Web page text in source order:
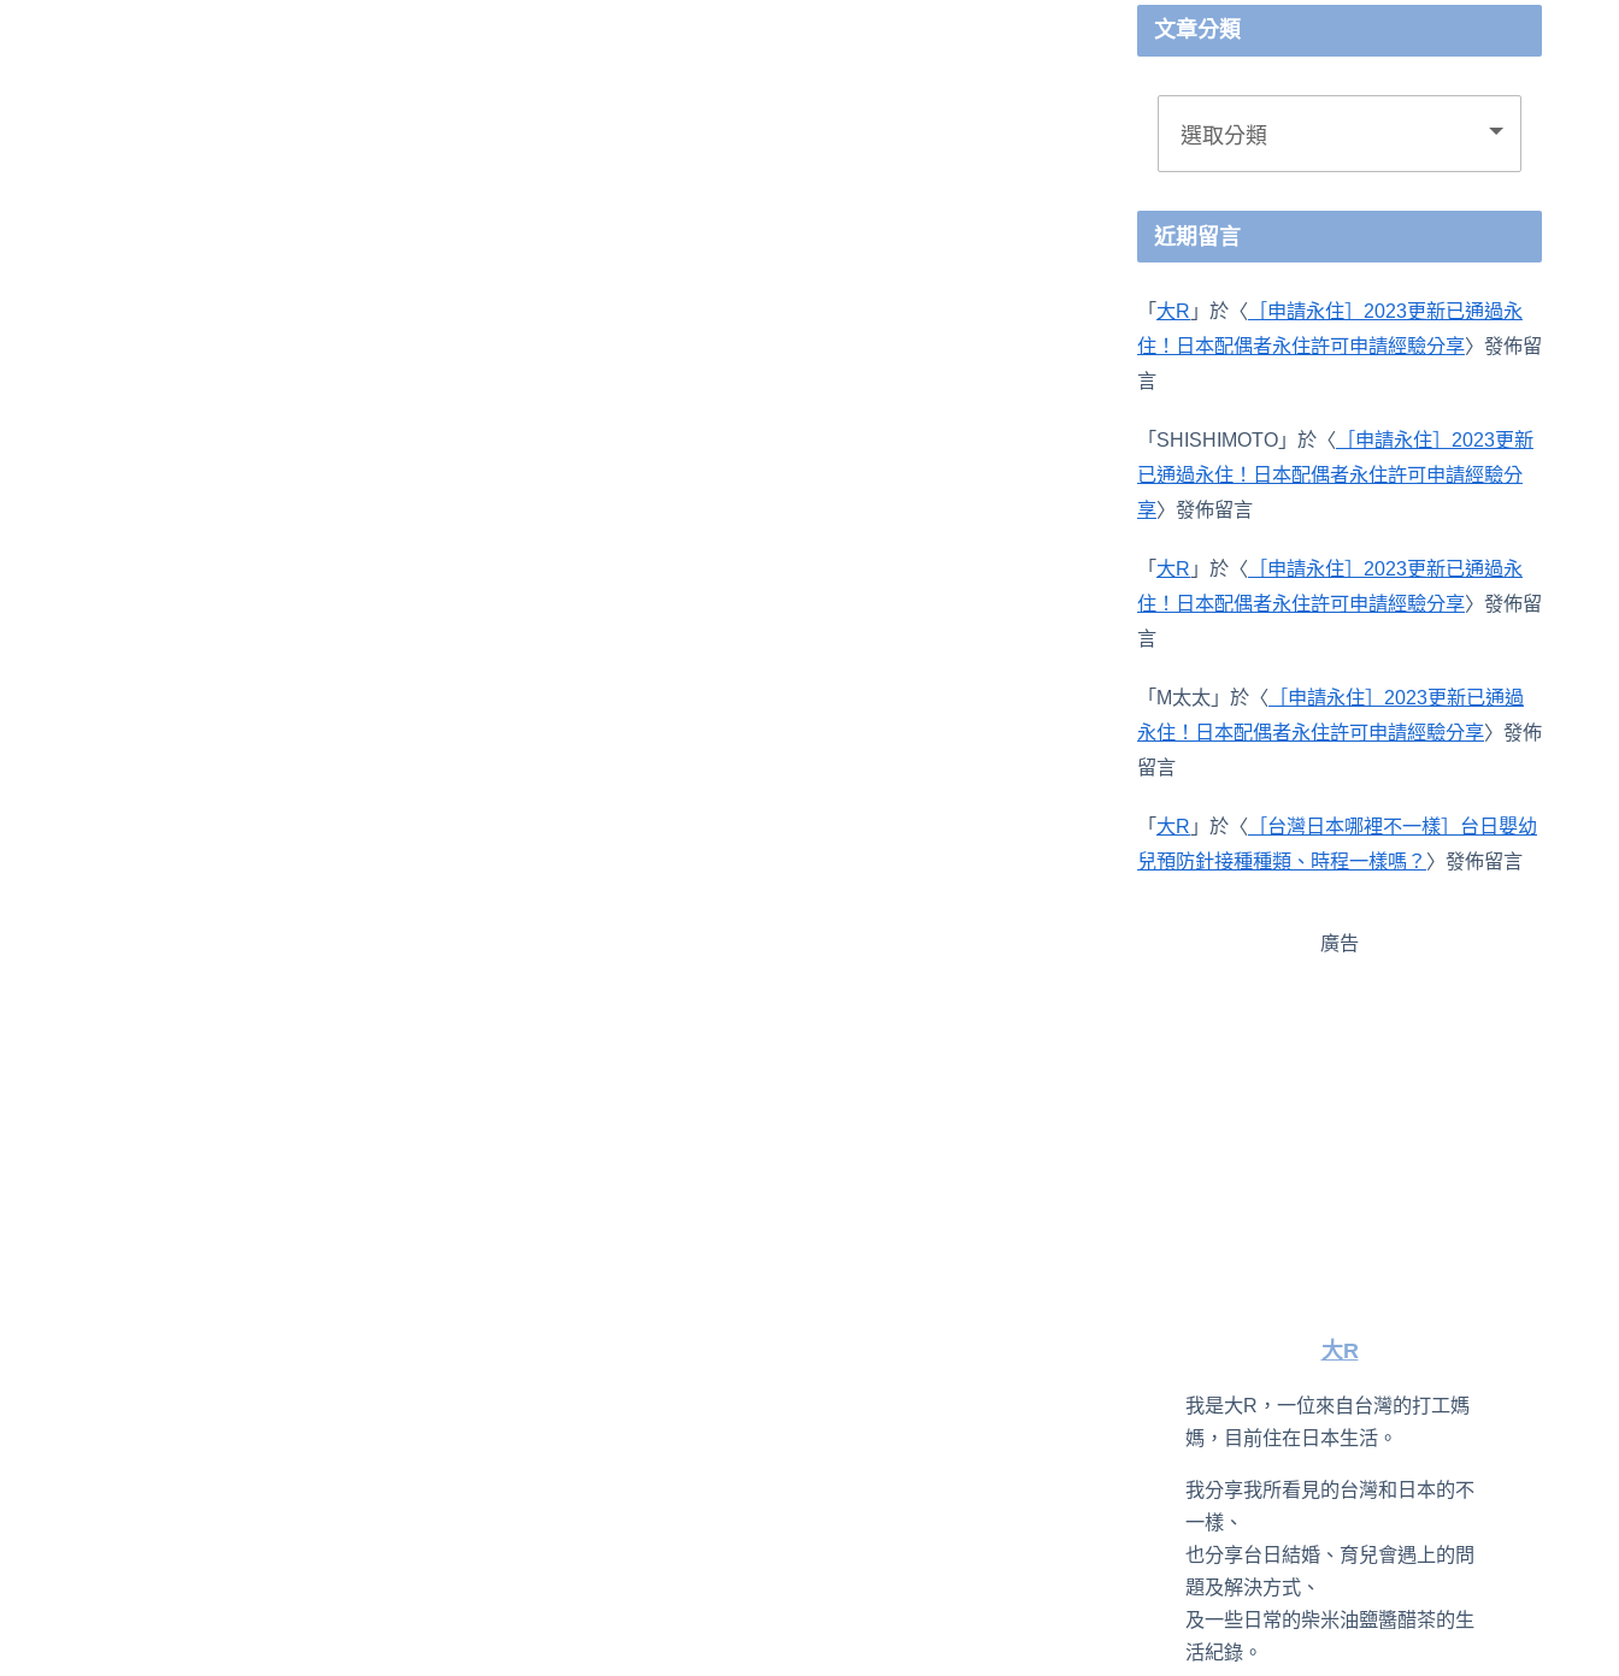
文章分類
近期留言
「 大R 」於〈 ［申請永住］2023更新已通過永
住！日本配偶者永住許可申請經驗分享〉發佈留
言
「 SHISHIMOTO 」於〈 ［申請永住］2023更新
已通過永住！日本配偶者永住許可申請經驗分
享〉發佈留言
「 大R 」於〈 ［申請永住］2023更新已通過永
住！日本配偶者永住許可申請經驗分享〉發佈留
言
「 M太太 」於〈 ［申請永住］2023更新已通過
永住！日本配偶者永住許可申請經驗分享〉發佈
留言
「 大R 」於〈 ［台灣日本哪裡不一樣］台日嬰幼
兒預防針接種種類、時程一樣嗎？ 〉發佈留言
廣告
大R
我是大R，一位來自台灣的打工媽
媽，目前住在日本生活。
我分享我所看見的台灣和日本的不
一樣、
也分享台日結婚、育兒會遇上的問
題及解決方式、
及一些日常的柴米油鹽醬醋茶的生
活紀錄。